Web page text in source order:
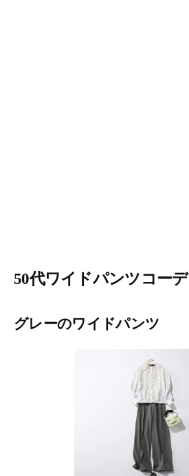
50代ワイドパンツコーデ
グレーのワイドパンツ